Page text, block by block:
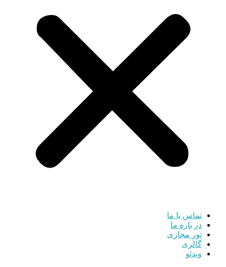
تماس با ما
در باره ما
تور مجازی
گالری
ویدئو